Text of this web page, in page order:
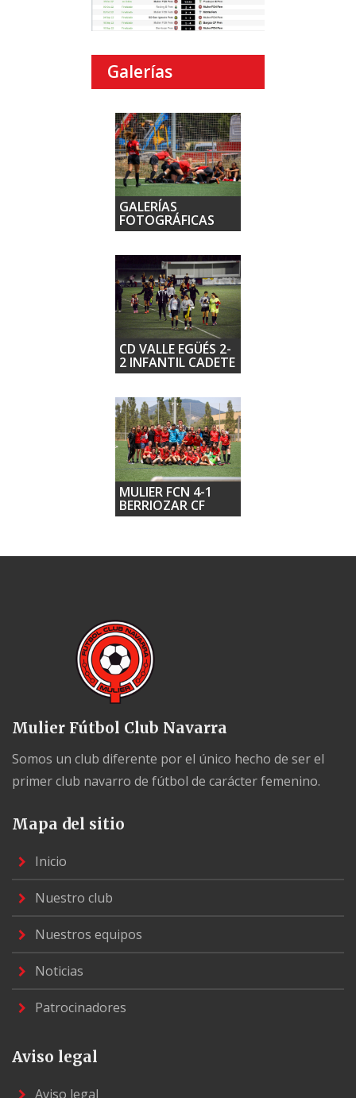
Galerías
GALERÍAS
FOTOGRÁFICAS
CD VALLE EGÜÉS 2-
2 INFANTIL CADETE
MULIER FCN 4-1
BERRIOZAR CF
Mulier Fútbol Club Navarra
Somos un club diferente por el único hecho de ser el
primer club navarro de fútbol de carácter femenino.
Mapa del sitio
Inicio
Nuestro club
Nuestros equipos
Noticias
Patrocinadores
Aviso legal
Aviso legal